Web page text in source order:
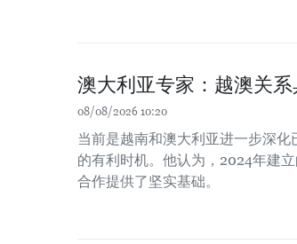
澳大利亚专家：越澳关
08/08/2026 10:20
当前是越南和澳大利亚进一步深
的有利时机。他认为，2024年建
合作提供了坚实基础。